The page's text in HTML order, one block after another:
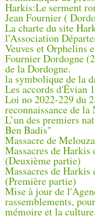
Harkis:Le serment
Jean Fournier (
La charte du site
l'Association
Veuves et Orphelins
Fournier Dordogne
de la Dordogne.
la symbolique de la
Les accords d'Évian
Loi no 2022-229 du
reconnaissance de
L’un des premiers
Ben Badis"
Massacre de
Massacres de
(Deuxième partie)
Massacres de
(Première partie)
Mise à jour de
rassemblements,
mémoire et la